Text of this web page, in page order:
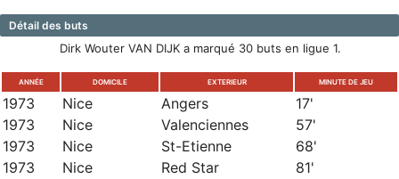
Détail des buts
Dirk Wouter VAN DIJK a marqué 30 buts en ligue 1.
ANNÉE DOMICILE EXTERIEUR MINUTE DE JEU
1973 Nice Angers
17'
1973
Nice Valenciennes
57'
1973
Nice St-Etienne
68'
1973
Nice Red Star
81'